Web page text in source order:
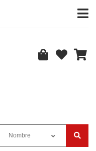
Nombre